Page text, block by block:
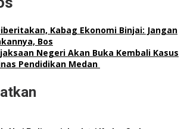
Kabag Ekonomi Binjai: Jangan
Bos
Negeri Akan Buka Kembali Kasus
Pendidikan Medan